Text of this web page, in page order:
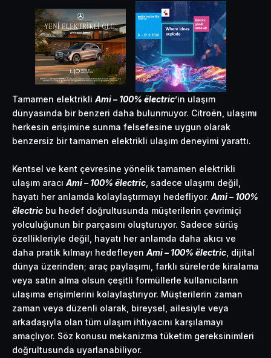
Tamamen elektrikli Ami – 100% ëlectric’in ulaşım
dünyasında bir benzeri daha bulunmuyor. Citroën, ulaşımı
herkesin erişimine sunma felsefesine uygun olarak
benzersiz bir tamamen elektrikli ulaşım deneyimi yarattı.
Kentsel ve kent çevresine yönelik tamamen elektrikli
ulaşım aracı Ami – 100% ëlectric , sadece ulaşımı değil,
hayatı her anlamda kolaylaştırmayı hedefliyor. Ami – 100%
ëlectric bu hedef doğrultusunda müşterilerin çevrimiçi
yolculuğunun bir parçasını oluşturuyor. Sadece sürüş
özellikleriyle değil, hayatı her anlamda daha akıcı ve
daha pratik kılmayı hedefleyen Ami – 100% ëlectric , dijital
dünya üzerinden; araç paylaşımı, farklı sürelerde kiralama
veya satın alma olsun çeşitli formüllerle kullanıcıların
ulaşıma erişimlerini kolaylaştırıyor. Müşterilerin zaman
zaman veya düzenli olarak, bireysel, ailesiyle veya
arkadaşıyla olan tüm ulaşım ihtiyacını karşılamayı
amaçlıyor. Söz konusu mekanizma tüketim gereksinimleri
doğrultusunda uyarlanabiliyor.